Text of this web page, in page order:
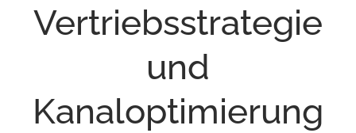
Vertriebsstrategie
und
Kanaloptimierung